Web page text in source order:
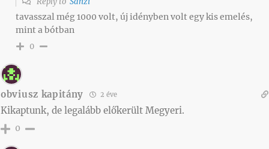
tavasszal még 1000 volt, új idényben volt egy kis emelés,
mint a bótban
0
obviusz kapitány 2 éve
Kikaptunk, de legalább előkerült Megyeri.
0